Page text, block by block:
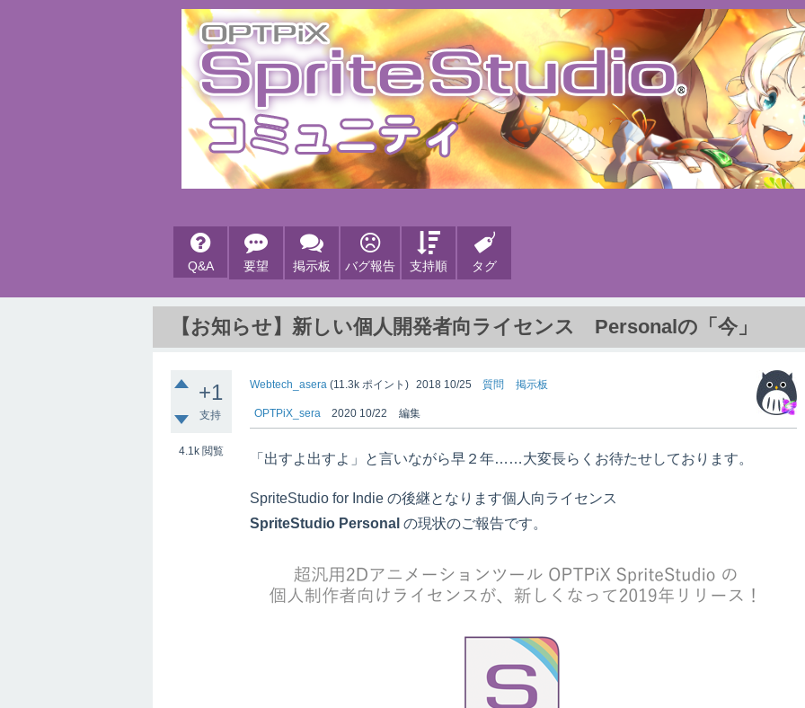
Q&A 要望 掲示板 バグ報告 支持順 タグ
【お知らせ】新しい個人開発者向ライセンス Personalの「今」
+1
支持
4.1k 閲覧
Webtech_asera (11.3k ポイント) 2018 10/25 質問 掲示板
OPTPiX_sera 2020 10/22 編集
「出すよ出すよ」と言いながら早２年……大変長らくお待たせしております。
SpriteStudio for Indie の後継となります個人向ライセンス
SpriteStudio Personal の現状のご報告です。